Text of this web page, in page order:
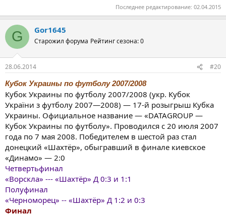
Последнее редактирование: 02.04.2015
G Gor1645
Старожил форума Рейтинг сезона: 0
28.06.2014
#20
Кубок Украины по футболу 2007/2008
Кубок Украины по футболу 2007/2008 (укр. Кубок
України з футболу 2007—2008) — 17-й розыгрыш Кубка
Украины. Официальное название — «DATAGROUP —
Кубок Украины по футболу». Проводился с 20 июля 2007
года по 7 мая 2008. Победителем в шестой раз стал
донецкий «Шахтёр», обыгравший в финале киевское
«Динамо» — 2:0
Четвертьфинал
«Ворскла» --- «Шахтёр» Д 0:3 и 1:1
Полуфинал
«Черноморец» -- «Шахтёр» Д 1:2 и 0:3
Финал